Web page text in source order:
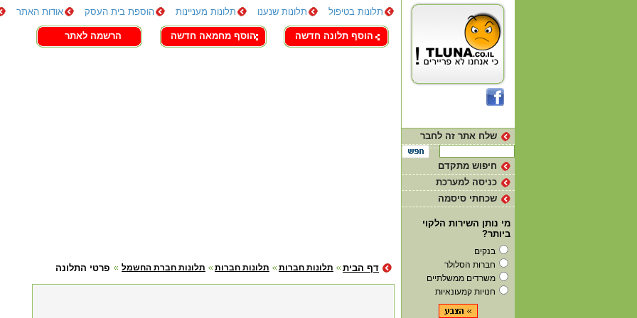
תלונות בטיפול תלונות שנענו תלונות מעניינות הוספת בית העסק אודות האתר
צור קשר
הוסף תלונה חדשה הוסף מחמאה חדשה הרשמה לאתר
פרטי התלונה תלונות חברת החשמל תלונות חברות תלונות חברות דף הבית
שלח אתר זה לחבר
חיפוש מתקדם
כניסה למערכת
שכחתי סיסמה
מי נותן השירות הלקוי
ביותר?
בנקים
חברות הסלולר
משרדים ממשלתיים
חנויות קמעונאיות